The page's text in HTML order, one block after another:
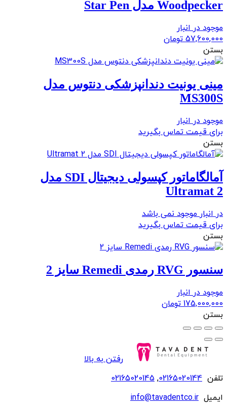
Woodpecker مدل Star Pen
موجود در انبار
57,600,000 تومان
بستن
مینی یونیت دندانپزشکی دنتوس مدل
MS300S
موجود در انبار
برای قیمت تماس بگیرید
بستن
آمالگاماتور کپسولی دیجیتال SDI مدل
Ultramat 2
در انبار موجود نمی باشد
برای قیمت تماس بگیرید
بستن
سنسور RVG رمدی Remedi سایز 2
موجود در انبار
175,000,000 تومان
بستن
رفتن به بالا
تلفن 02165020144
,
02165020145
ایمیل info@tavadentco.ir